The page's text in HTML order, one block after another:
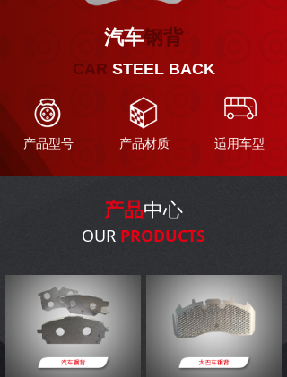
产品中心
OUR PRODUCTS
汽车钢背
产品型号 产品材质 适用车型
CAR STEEL BACK